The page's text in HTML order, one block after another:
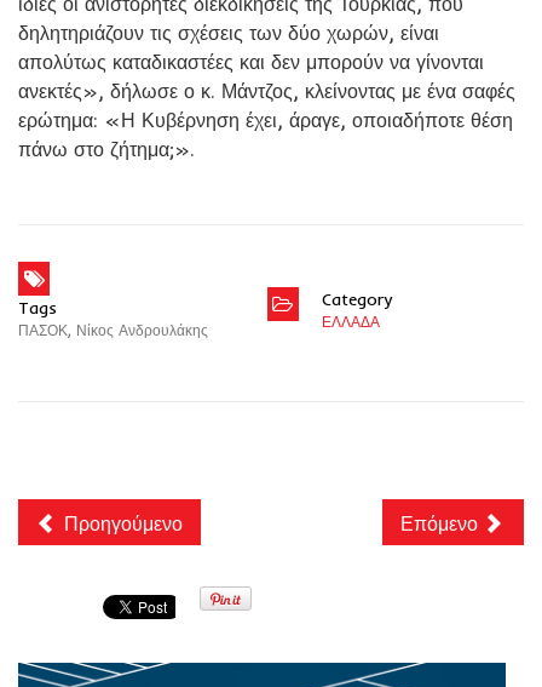
δηλητηριάζουν τις σχέσεις των δύο χωρών, είναι
απολύτως καταδικαστέες και δεν μπορούν να γίνονται
ανεκτές», δήλωσε ο κ. Μάντζος, κλείνοντας με ένα σαφές
ερώτημα: «Η Κυβέρνηση έχει, άραγε, οποιαδήποτε θέση
πάνω στο ζήτημα;».
Tags
ΠΑΣΟΚ, Νίκος Ανδρουλάκης
Category
ΕΛΛΑΔΑ
Προηγούμενο Επόμενο